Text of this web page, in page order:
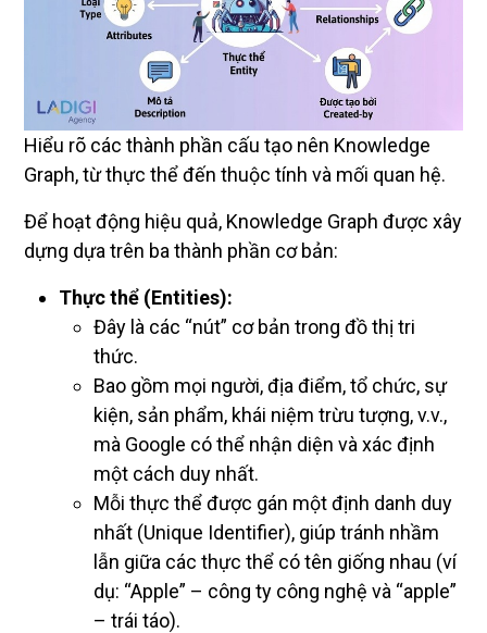
Hiểu rõ các thành phần cấu tạo nên Knowledge
Graph, từ thực thể đến thuộc tính và mối quan hệ.
Để hoạt động hiệu quả, Knowledge Graph được xây
dựng dựa trên ba thành phần cơ bản:
Thực thể (Entities):
Đây là các “nút” cơ bản trong đồ thị tri
thức.
Bao gồm mọi người, địa điểm, tổ chức, sự
kiện, sản phẩm, khái niệm trừu tượng, v.v.,
mà Google có thể nhận diện và xác định
một cách duy nhất.
Mỗi thực thể được gán một định danh duy
nhất (Unique Identifier), giúp tránh nhầm
lẫn giữa các thực thể có tên giống nhau (ví
dụ: “Apple” – công ty công nghệ và “apple”
– trái táo).